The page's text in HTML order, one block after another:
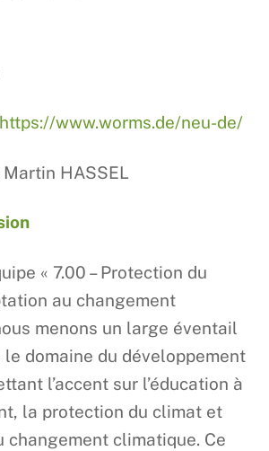
https://www.worms.de/neu-de/
HASSEL
« 7.00 – Protection du
au changement
menons un large éventail
le domaine du développement
l’accent sur l’éducation à
la protection du climat et
changement climatique. Ce